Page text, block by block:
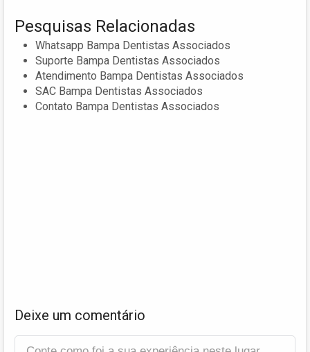
Pesquisas Relacionadas
Whatsapp Bampa Dentistas Associados
Suporte Bampa Dentistas Associados
Atendimento Bampa Dentistas Associados
SAC Bampa Dentistas Associados
Contato Bampa Dentistas Associados
Deixe um comentário